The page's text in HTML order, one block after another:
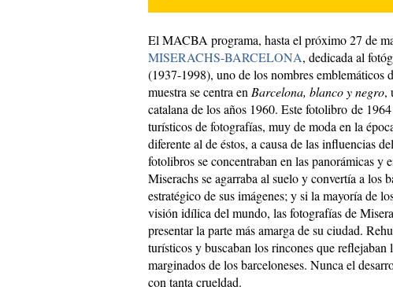
El MACBA programa, hasta el próximo 27 de
MISERACHS-BARCELONA, dedicada al
(1937-1998), uno de los nombres emblemáticos
muestra se centra en Barcelona, blanco y negro,
catalana de los años 1960. Este fotolibro de
turísticos de fotografías, muy de moda en la
diferente al de éstos, a causa de las influencias
fotolibros se concentraban en las panorámicas y
Miserachs se agarraba al suelo y convertía a los
estratégico de sus imágenes; y si la mayoría de
visión idílica del mundo, las fotografías de
presentar la parte más amarga de su ciudad.
turísticos y buscaban los rincones que reflejaban
marginados de los barceloneses. Nunca el
con tanta crueldad.